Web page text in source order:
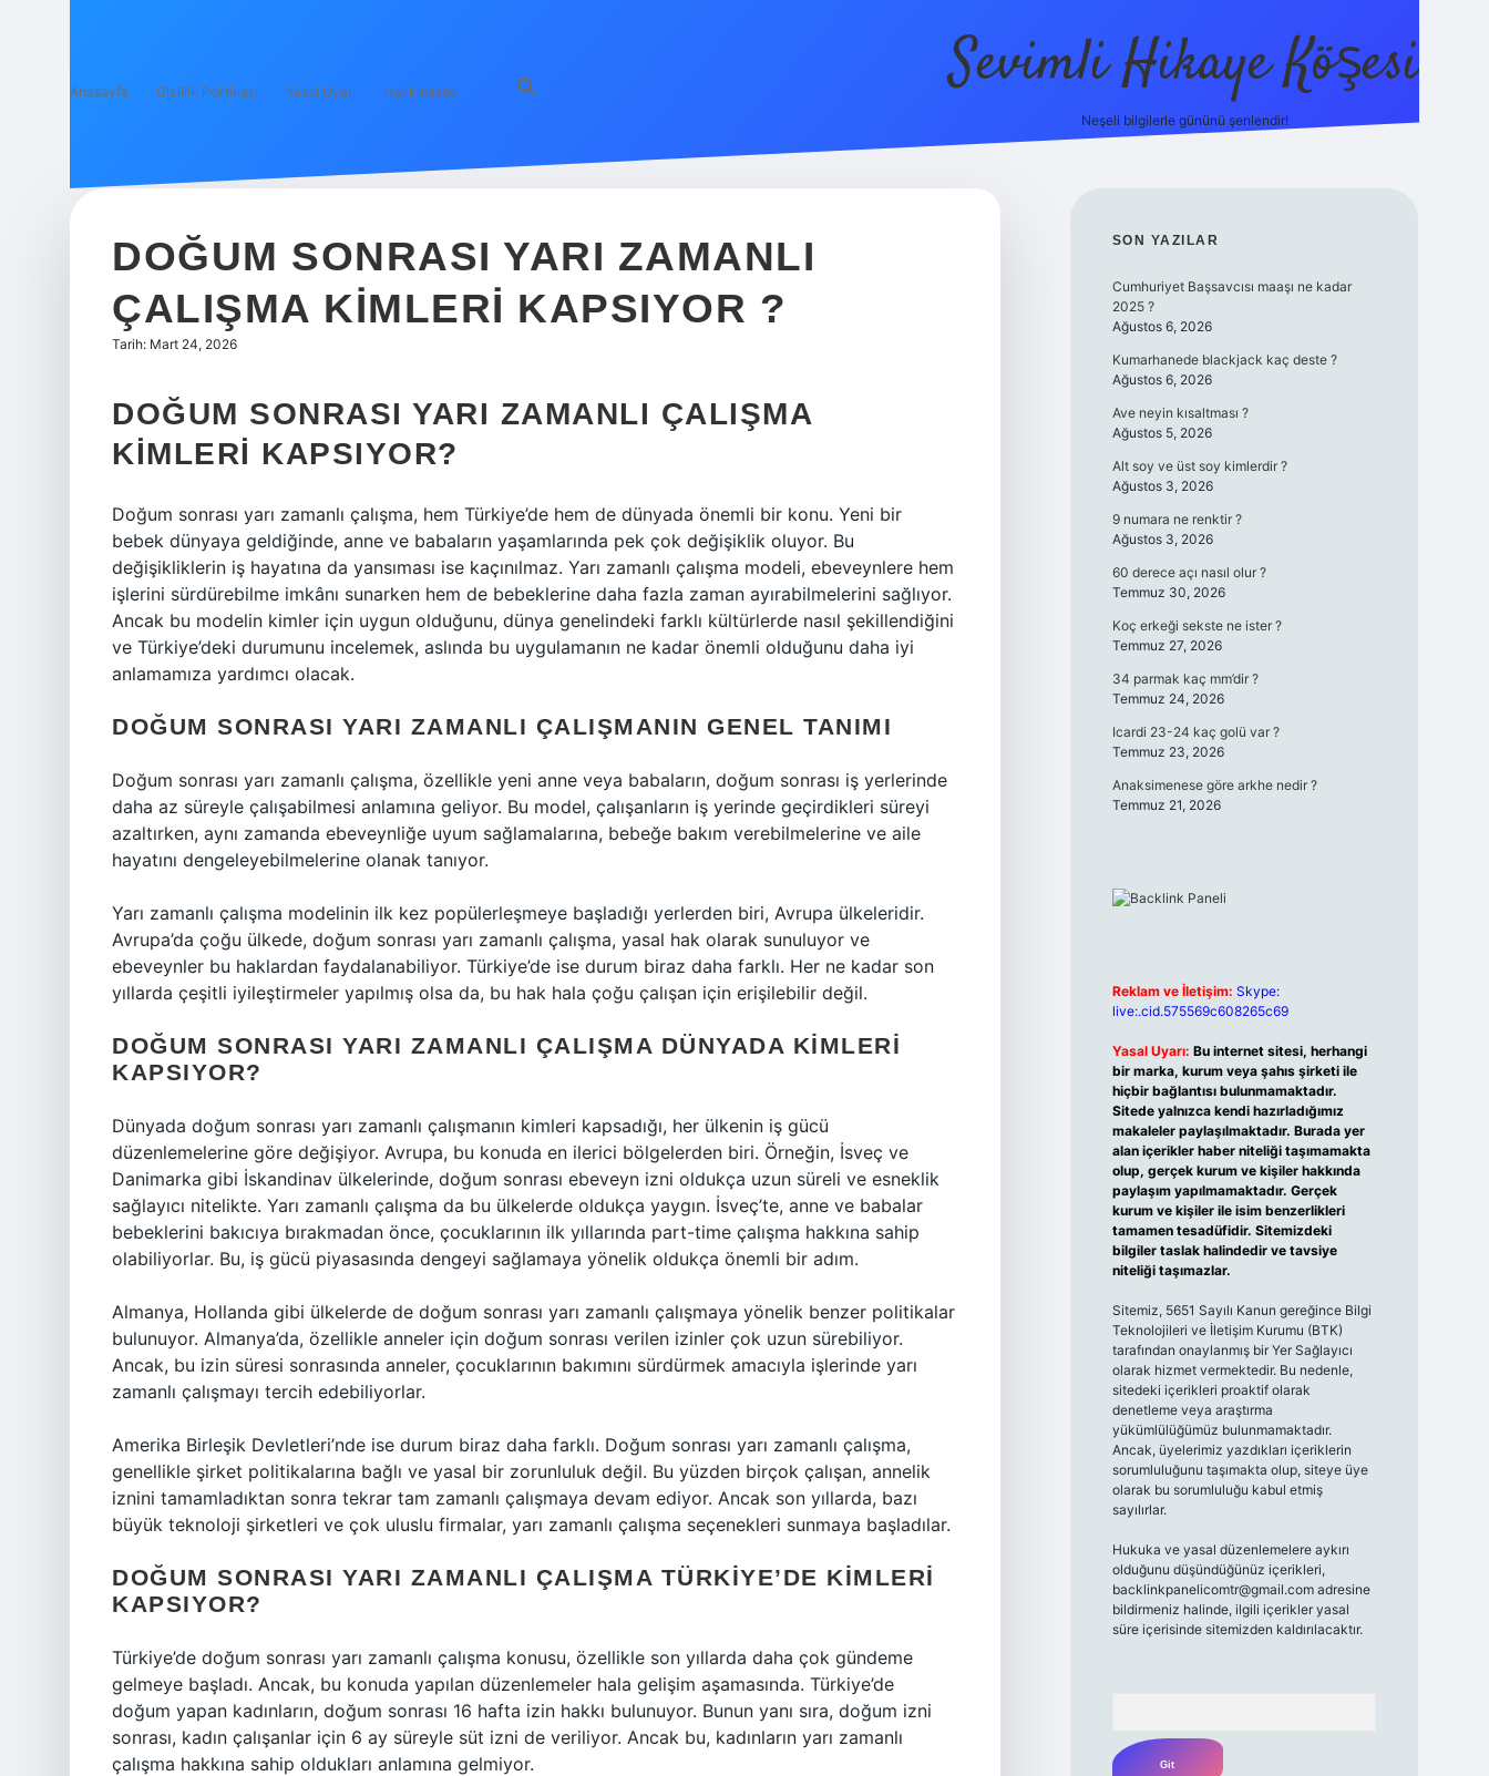
Anasayfa Gizlilik Politikası Yasal Uyarı Hakkımızda Sevimli Hikaye Köşesi
Neşeli bilgilerle gününü şenlendir!
DOĞUM SONRASI YARI ZAMANLI
ÇALIŞMA KIMLERI KAPSIYOR ?
Tarih: Mart 24, 2026
DOĞUM SONRASI YARI ZAMANLI ÇALIŞMA
KIMLERI KAPSIYOR?
Doğum sonrası yarı zamanlı çalışma, hem Türkiye’de hem de dünyada önemli bir konu. Yeni bir
bebek dünyaya geldiğinde, anne ve babaların yaşamlarında pek çok değişiklik oluyor. Bu
değişikliklerin iş hayatına da yansıması ise kaçınılmaz. Yarı zamanlı çalışma modeli, ebeveynlere hem
işlerini sürdürebilme imkânı sunarken hem de bebeklerine daha fazla zaman ayırabilmelerini sağlıyor.
Ancak bu modelin kimler için uygun olduğunu, dünya genelindeki farklı kültürlerde nasıl şekillendiğini
ve Türkiye’deki durumunu incelemek, aslında bu uygulamanın ne kadar önemli olduğunu daha iyi
anlamamıza yardımcı olacak.
DOĞUM SONRASI YARI ZAMANLI ÇALIŞMANIN GENEL TANIMI
Doğum sonrası yarı zamanlı çalışma, özellikle yeni anne veya babaların, doğum sonrası iş yerlerinde
daha az süreyle çalışabilmesi anlamına geliyor. Bu model, çalışanların iş yerinde geçirdikleri süreyi
azaltırken, aynı zamanda ebeveynliğe uyum sağlamalarına, bebeğe bakım verebilmelerine ve aile
hayatını dengeleyebilmelerine olanak tanıyor.
Yarı zamanlı çalışma modelinin ilk kez popülerleşmeye başladığı yerlerden biri, Avrupa ülkeleridir.
Avrupa’da çoğu ülkede, doğum sonrası yarı zamanlı çalışma, yasal hak olarak sunuluyor ve
ebeveynler bu haklardan faydalanabiliyor. Türkiye’de ise durum biraz daha farklı. Her ne kadar son
yıllarda çeşitli iyileştirmeler yapılmış olsa da, bu hak hala çoğu çalışan için erişilebilir değil.
DOĞUM SONRASI YARI ZAMANLI ÇALIŞMA DÜNYADA KIMLERI
KAPSIYOR?
Dünyada doğum sonrası yarı zamanlı çalışmanın kimleri kapsadığı, her ülkenin iş gücü
düzenlemelerine göre değişiyor. Avrupa, bu konuda en ilerici bölgelerden biri. Örneğin, İsveç ve
Danimarka gibi İskandinav ülkelerinde, doğum sonrası ebeveyn izni oldukça uzun süreli ve esneklik
sağlayıcı nitelikte. Yarı zamanlı çalışma da bu ülkelerde oldukça yaygın. İsveç’te, anne ve babalar
bebeklerini bakıcıya bırakmadan önce, çocuklarının ilk yıllarında part-time çalışma hakkına sahip
olabiliyorlar. Bu, iş gücü piyasasında dengeyi sağlamaya yönelik oldukça önemli bir adım.
Almanya, Hollanda gibi ülkelerde de doğum sonrası yarı zamanlı çalışmaya yönelik benzer politikalar
bulunuyor. Almanya’da, özellikle anneler için doğum sonrası verilen izinler çok uzun sürebiliyor.
Ancak, bu izin süresi sonrasında anneler, çocuklarının bakımını sürdürmek amacıyla işlerinde yarı
zamanlı çalışmayı tercih edebiliyorlar.
Amerika Birleşik Devletleri’nde ise durum biraz daha farklı. Doğum sonrası yarı zamanlı çalışma,
genellikle şirket politikalarına bağlı ve yasal bir zorunluluk değil. Bu yüzden birçok çalışan, annelik
iznini tamamladıktan sonra tekrar tam zamanlı çalışmaya devam ediyor. Ancak son yıllarda, bazı
büyük teknoloji şirketleri ve çok uluslu firmalar, yarı zamanlı çalışma seçenekleri sunmaya başladılar.
DOĞUM SONRASI YARI ZAMANLI ÇALIŞMA TÜRKIYE’DE KIMLERI
KAPSIYOR?
Türkiye’de doğum sonrası yarı zamanlı çalışma konusu, özellikle son yıllarda daha çok gündeme
gelmeye başladı. Ancak, bu konuda yapılan düzenlemeler hala gelişim aşamasında. Türkiye’de
doğum yapan kadınların, doğum sonrası 16 hafta izin hakkı bulunuyor. Bunun yanı sıra, doğum izni
sonrası, kadın çalışanlar için 6 ay süreyle süt izni de veriliyor. Ancak bu, kadınların yarı zamanlı
çalışma hakkına sahip oldukları anlamına gelmiyor.
SIDEBAR
SON YAZILAR
Cumhuriyet Başsavcısı maaşı ne kadar
2025 ?
Ağustos 6, 2026
Kumarhanede blackjack kaç deste ?
Ağustos 6, 2026
Ave neyin kısaltması ?
Ağustos 5, 2026
Alt soy ve üst soy kimlerdir ?
Ağustos 3, 2026
9 numara ne renktir ?
Ağustos 3, 2026
60 derece açı nasıl olur ?
Temmuz 30, 2026
Koç erkeği sekste ne ister ?
Temmuz 27, 2026
34 parmak kaç mm’dir ?
Temmuz 24, 2026
Icardi 23-24 kaç golü var ?
Temmuz 23, 2026
Anaksimenese göre arkhe nedir ?
Temmuz 21, 2026
Reklam ve İletişim: Skype:
live:.cid.575569c608265c69
Yasal Uyarı: Bu internet sitesi, herhangi
bir marka, kurum veya şahıs şirketi ile
hiçbir bağlantısı bulunmamaktadır.
Sitede yalnızca kendi hazırladığımız
makaleler paylaşılmaktadır. Burada yer
alan içerikler haber niteliği taşımamakta
olup, gerçek kurum ve kişiler hakkında
paylaşım yapılmamaktadır. Gerçek
kurum ve kişiler ile isim benzerlikleri
tamamen tesadüfidir. Sitemizdeki
bilgiler taslak halindedir ve tavsiye
niteliği taşımazlar.
Sitemiz, 5651 Sayılı Kanun gereğince Bilgi
Teknolojileri ve İletişim Kurumu (BTK)
tarafından onaylanmış bir Yer Sağlayıcı
olarak hizmet vermektedir. Bu nedenle,
sitedeki içerikleri proaktif olarak
denetleme veya araştırma
yükümlülüğümüz bulunmamaktadır.
Ancak, üyelerimiz yazdıkları içeriklerin
sorumluluğunu taşımakta olup, siteye üye
olarak bu sorumluluğu kabul etmiş
sayılırlar.
Hukuka ve yasal düzenlemelere aykırı
olduğunu düşündüğünüz içerikleri,
backlinkpanelicomtr@gmail.com adresine
bildirmeniz halinde, ilgili içerikler yasal
süre içerisinde sitemizden kaldırılacaktır.